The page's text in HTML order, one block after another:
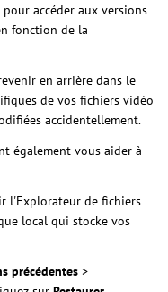
accéder aux versions
fonction de la
en arrière dans le
de vos fichiers vidéo
accidentellement.
également vous aider à
l'Explorateur de fichiers
local qui stocke vos
précédentes >